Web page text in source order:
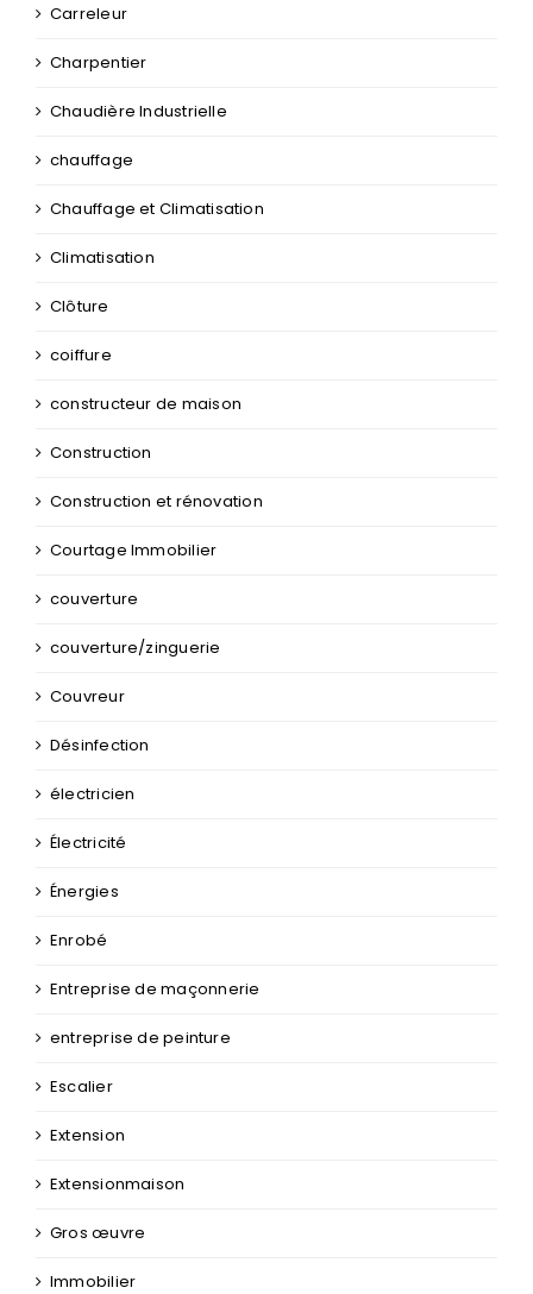
Carreleur
Charpentier
Chaudière Industrielle
chauffage
Chauffage et Climatisation
Climatisation
Clôture
coiffure
constructeur de maison
Construction
Construction et rénovation
Courtage Immobilier
couverture
couverture/zinguerie
Couvreur
Désinfection
électricien
Électricité
Énergies
Enrobé
Entreprise de maçonnerie
entreprise de peinture
Escalier
Extension
Extensionmaison
Gros œuvre
Immobilier